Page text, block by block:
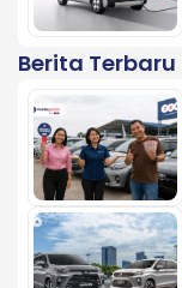
Berita Terbaru